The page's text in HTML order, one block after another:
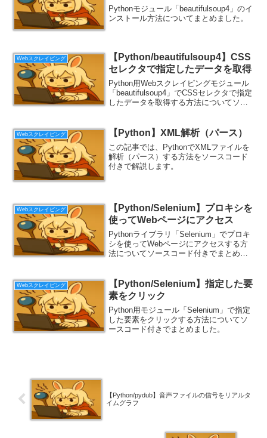
Pythonモジュール「beautifulsoup4」のイ
ンストール方法についてまとめました。
Webスクレイピング
【Python/beautifulsoup4】CSS
セレクタで指定したデータを取得
Python用Webスクレイピングモジュール
「beautifulsoup4」でCSSセレクタで指定
したデータを取得する方法についてソー
Webスクレイピング 【Python】XML解析（パース）
この記事では、PythonでXMLファイルを
解析（パース）する方法をソースコード
付きで解説します。
Webスクレイピング
【Python/Selenium】プロキシを
使ってWebページにアクセス
Pythonライブラリ「Selenium」でプロキ
シを使ってWebページにアクセスする方
法についてソースコード付きでまとめま
Webスクレイピング
【Python/Selenium】指定した要
素をクリック
Python用モジュール「Selenium」で指定
した要素をクリックする方法についてソ
ースコード付きでまとめました。
【Python/pydub】音声ファイルの信号をリアルタ
イムグラフ